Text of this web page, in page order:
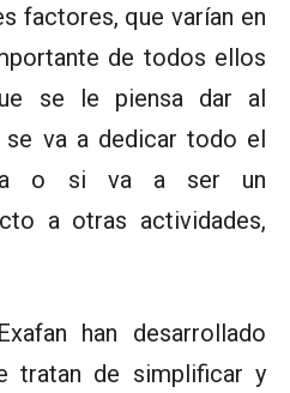
factores, que varían en
de todos ellos
se le piensa dar al
va a dedicar todo el
o si va a ser un
a otras actividades,
han desarrollado
tratan de simplificar y